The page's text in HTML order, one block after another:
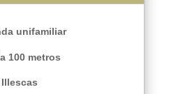
unifamiliar
100 metros
Illescas